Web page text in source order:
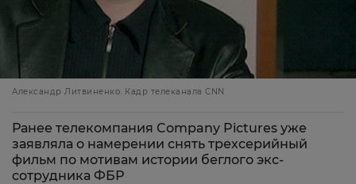
Александр Литвиненко. Кадр телеканала CNN
Ранее телекомпания Company Pictures уже
заявляла о намерении снять трехсерийный
фильм по мотивам истории беглого экс-
сотрудника ФБР